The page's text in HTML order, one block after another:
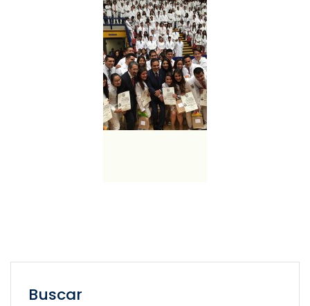
Buscar